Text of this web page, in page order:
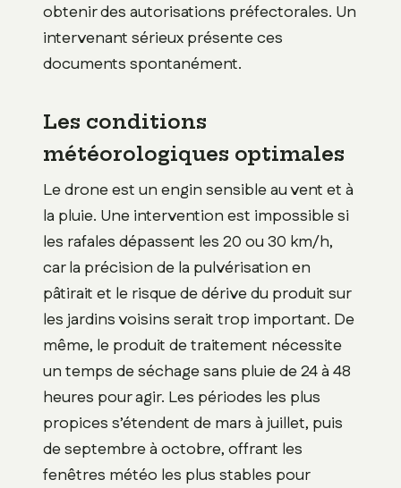
obtenir des autorisations préfectorales. Un
intervenant sérieux présente ces
documents spontanément.
Les conditions
météorologiques optimales
Le drone est un engin sensible au vent et à
la pluie. Une intervention est impossible si
les rafales dépassent les 20 ou 30 km/h,
car la précision de la pulvérisation en
pâtirait et le risque de dérive du produit sur
les jardins voisins serait trop important. De
même, le produit de traitement nécessite
un temps de séchage sans pluie de 24 à 48
heures pour agir. Les périodes les plus
propices s’étendent de mars à juillet, puis
de septembre à octobre, offrant les
fenêtres météo les plus stables pour